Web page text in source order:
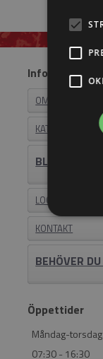
Information
OM EASYSTEEL
KATALOGER
BLI
LOGIN
KONTAKT
BEHÖVER
Öppettider
Måndag-torsdag
07:30 - 16:30